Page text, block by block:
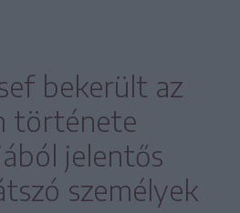
bekerült az
története
jelentős
személyek